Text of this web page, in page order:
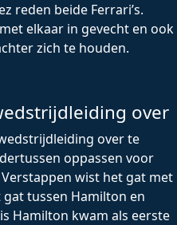
reden beide Ferrari’s.
elkaar in gevecht en ook
zich te houden.
over
over te
oppassen voor
wist het gat met
tussen Hamilton en
Hamilton kwam als eerste